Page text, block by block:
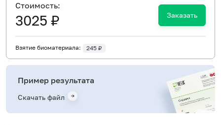
Cтоимость:
3025 ₽ Заказать
Взятие биоматериала: 245 ₽
Пример результата
Скачать файл